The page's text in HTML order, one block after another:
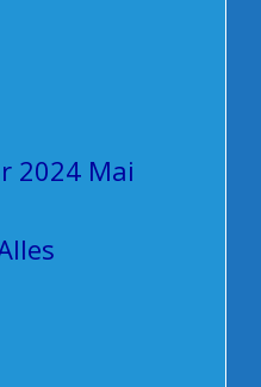
2024 Mai